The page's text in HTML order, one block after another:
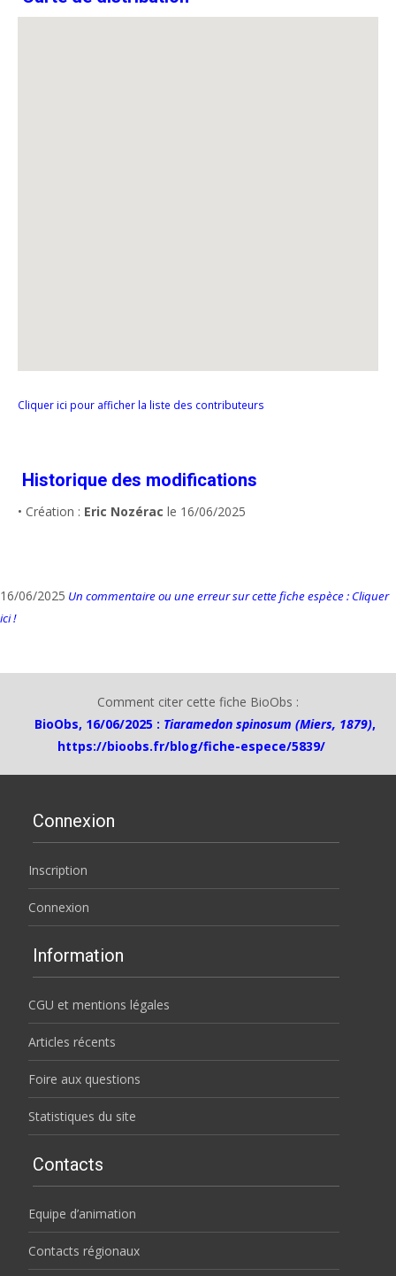
Cliquer ici pour afficher la liste des contributeurs
Historique des modifications
• Création : Eric Nozérac le 16/06/2025
16/06/2025 Un commentaire ou une erreur sur cette fiche espèce : Cliquer
ici !
Comment citer cette fiche BioObs :
BioObs, 16/06/2025 : Tiaramedon spinosum (Miers, 1879),
https://bioobs.fr/blog/fiche-espece/5839/
Connexion
Inscription
Connexion
Information
CGU et mentions légales
Articles récents
Foire aux questions
Statistiques du site
Contacts
Equipe d’animation
Contacts régionaux